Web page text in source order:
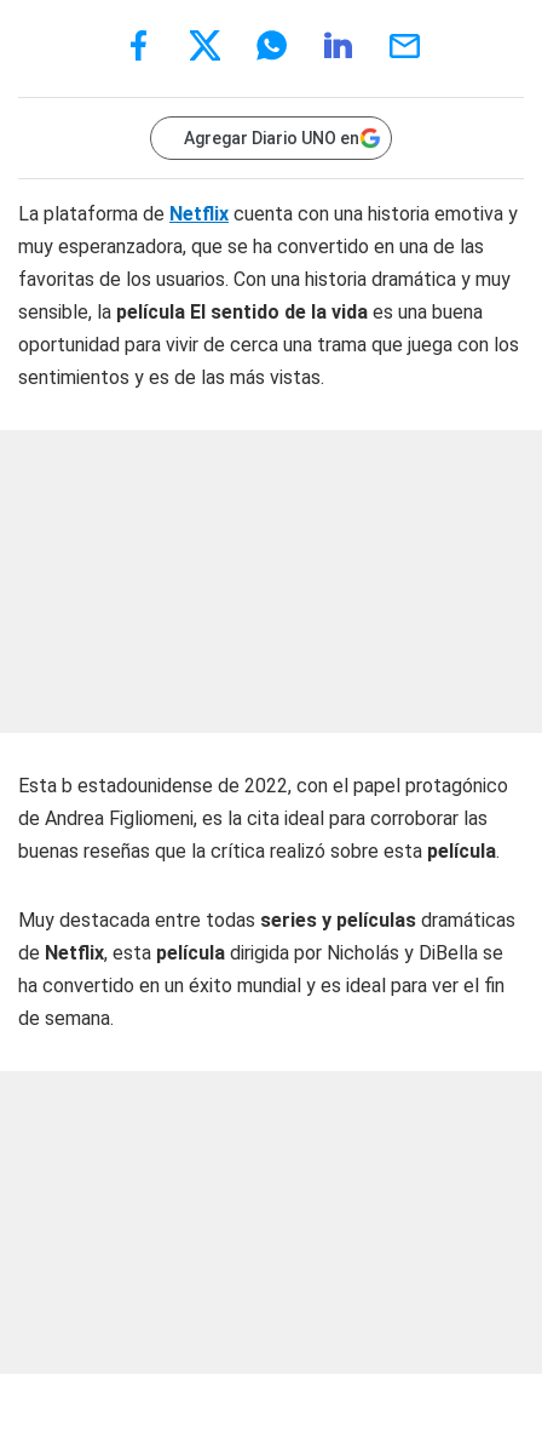
Agregar Diario UNO en
La plataforma de Netflix cuenta con una historia emotiva y
muy esperanzadora, que se ha convertido en una de las
favoritas de los usuarios. Con una historia dramática y muy
sensible, la película El sentido de la vida es una buena
oportunidad para vivir de cerca una trama que juega con los
sentimientos y es de las más vistas.
Esta b estadounidense de 2022, con el papel protagónico
de Andrea Figliomeni, es la cita ideal para corroborar las
buenas reseñas que la crítica realizó sobre esta película.
Muy destacada entre todas series y películas dramáticas
de Netflix, esta película dirigida por Nicholás y DiBella se
ha convertido en un éxito mundial y es ideal para ver el fin
de semana.